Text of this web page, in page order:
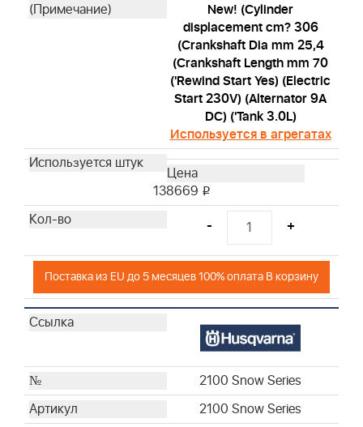
New! (Cylinder
displacement cm? 306
(Crankshaft Dia mm 25,4
(Crankshaft Length mm 70
('Rewind Start Yes) (Electric
Start 230V) (Alternator 9A
DC) ('Tank 3.0L)
Используется в агрегатах
138669 i
- +
Поставка из EU до 5 месяцев 100% оплата В корзину
2100 Snow Series
2100 Snow Series